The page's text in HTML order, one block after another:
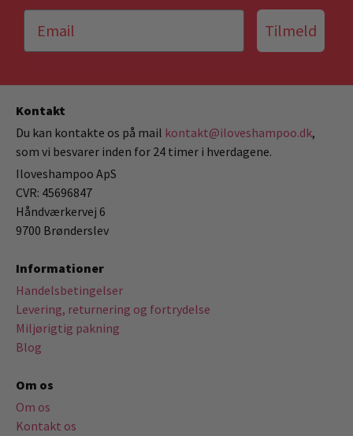
Tilmeld
Kontakt
Du kan kontakte os på mail kontakt@iloveshampoo.dk,
som vi besvarer inden for 24 timer i hverdagene.
Iloveshampoo ApS
CVR: 45696847
Håndværkervej 6
9700 Brønderslev
Informationer
Handelsbetingelser
Levering, returnering og fortrydelse
Miljørigtig pakning
Blog
Om os
Om os
Kontakt os